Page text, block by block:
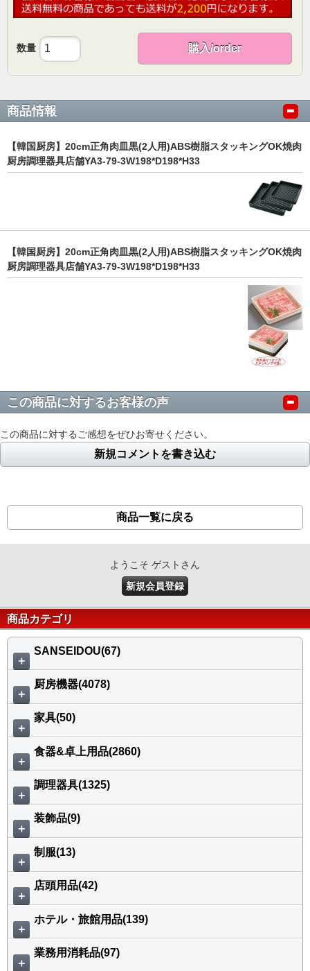
数量 購入/order
商品情報
【韓国厨房】20cm正角肉皿黒(2人用)ABS樹脂スタッキングOK焼肉
厨房調理器具店舗YA3-79-3W198*D198*H33
【韓国厨房】20cm正角肉皿黒(2人用)ABS樹脂スタッキングOK焼肉
厨房調理器具店舗YA3-79-3W198*D198*H33
この商品に対するお客様の声
この商品に対するご感想をぜひお寄せください。
新規コメントを書き込む
商品一覧に戻る
ようこそ ゲストさん
新規会員登録
商品カテゴリ
＋
SANSEIDOU(67)
＋
厨房機器(4078)
＋
家具(50)
＋
食器&卓上用品(2860)
＋
調理器具(1325)
＋
装飾品(9)
＋
制服(13)
＋
店頭用品(42)
＋
ホテル・旅館用品(139)
＋
業務用消耗品(97)